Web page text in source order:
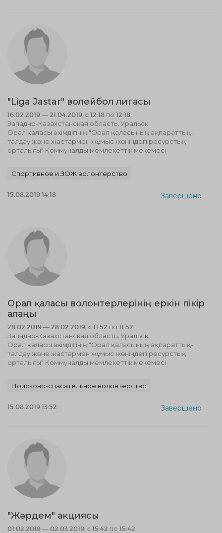
"Liga Jastar" волейбол лигасы
16.02.2019 — 21.04.2019, c 12:18 по 12:18
Западно-Казахстанская область, Уральск
Орал қаласы әкімдігінің "Орал қаласының ақпараттық-
талдау және жастармен жұмыс жөніндегі ресурстық
орталығы" Коммуналды мемлекеттік мекемесі
Спортивное и ЗОЖ волонтёрство
15.08.2019 14:18 Завершено
Орал қаласы волонтерлерінің еркін пікір
алаңы
28.02.2019 — 28.02.2019, c 11:52 по 11:52
Западно-Казахстанская область, Уральск
Орал қаласы әкімдігінің "Орал қаласының ақпараттық-
талдау және жастармен жұмыс жөніндегі ресурстық
орталығы" Коммуналды мемлекеттік мекемесі
Поисково-спасательное волонтёрство
15.08.2019 13:52 Завершено
"Жәрдем" акциясы
01.02.2019 — 02.03.2019, c 15:42 по 15:42